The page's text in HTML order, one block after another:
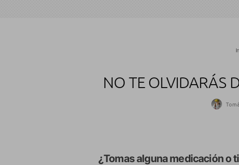
NO TE OLVIDARÁS
¿Tomas alguna medicación o